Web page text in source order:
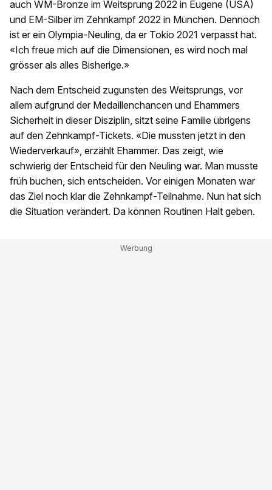
auch WM-Bronze im Weitsprung 2022 in Eugene (USA)
und EM-Silber im Zehnkampf 2022 in München. Dennoch
ist er ein Olympia-Neuling, da er Tokio 2021 verpasst hat.
«Ich freue mich auf die Dimensionen, es wird noch mal
grösser als alles Bisherige.»
Nach dem Entscheid zugunsten des Weitsprungs, vor
allem aufgrund der Medaillenchancen und Ehammers
Sicherheit in dieser Disziplin, sitzt seine Familie übrigens
auf den Zehnkampf-Tickets. «Die mussten jetzt in den
Wiederverkauf», erzählt Ehammer. Das zeigt, wie
schwierig der Entscheid für den Neuling war. Man musste
früh buchen, sich entscheiden. Vor einigen Monaten war
das Ziel noch klar die Zehnkampf-Teilnahme. Nun hat sich
die Situation verändert. Da können Routinen Halt geben.